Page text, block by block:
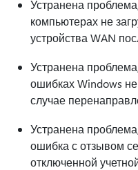
Устранена
компьютерах не
устройства WAN
Устранена
ошибках Windows
случае
Устранена
ошибка с отзывом
отключенной